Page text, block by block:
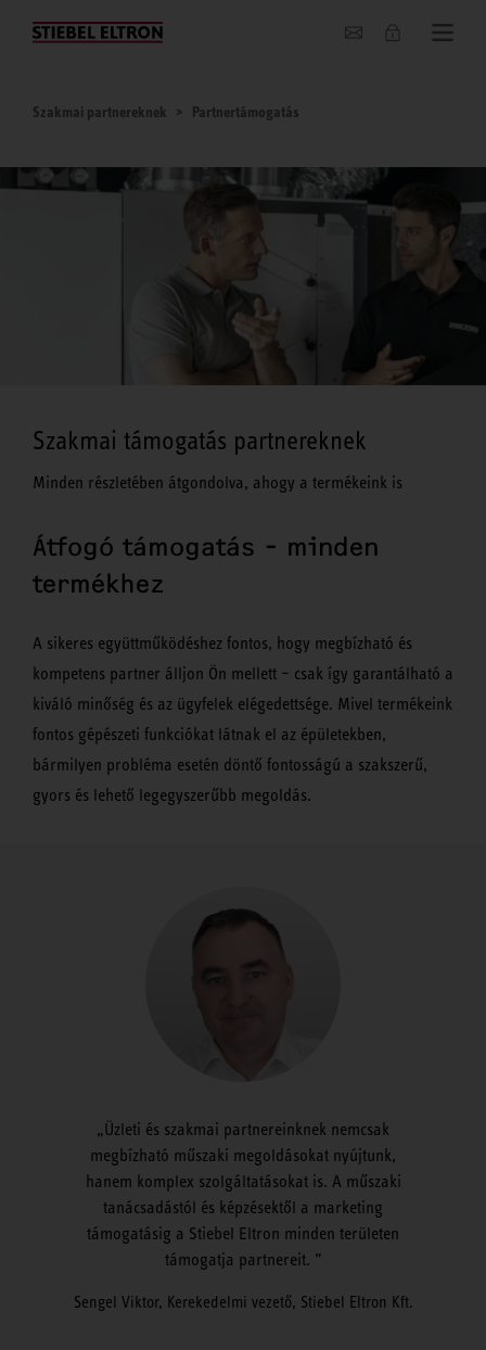
Hírek
Szakmai partnereknek Partnertámogatás
Szakmai támogatás partnereknek
Minden részletében átgondolva, ahogy a termékeink is
Átfogó támogatás - minden
termékhez
A sikeres együttműködéshez fontos, hogy megbízható és
kompetens partner álljon Ön mellett – csak így garantálható a
kiváló minőség és az ügyfelek elégedettsége. Mivel termékeink
fontos gépészeti funkciókat látnak el az épületekben,
bármilyen probléma esetén döntő fontosságú a szakszerű,
gyors és lehető legegyszerűbb megoldás.
Üzleti és szakmai partnereinknek nemcsak
megbízható műszaki megoldásokat nyújtunk,
hanem komplex szolgáltatásokat is. A műszaki
tanácsadástól és képzésektől a marketing
támogatásig a Stiebel Eltron minden területen
támogatja partnereit.
Sengel Viktor, Kerekedelmi vezető, Stiebel Eltron Kft.